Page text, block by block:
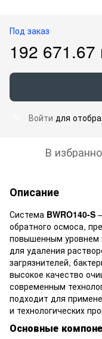
Под заказ
192 671.67
Войти для
В
Описание
Система BWRO140-S
обратного осмоса,
повышенным уровнем
для удаления
загрязнителей,
высокое качество
современным
подходит для
и технологических
Основные